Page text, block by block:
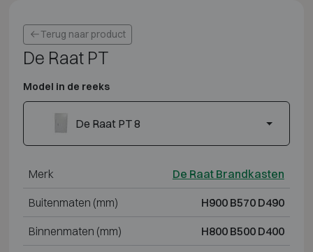
Terug naar product
De Raat PT
Model in de reeks
De Raat PT 8
Merk De Raat Brandkasten
Buitenmaten (mm) H900 B570 D490
Binnenmaten (mm) H800 B500 D400